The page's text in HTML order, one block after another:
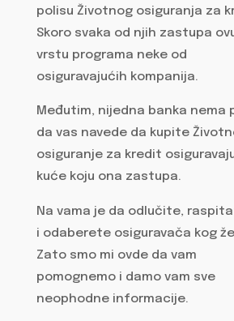
polisu Životnog osiguranja za
Skoro svaka od njih zastupa
vrstu programa neke od
osiguravajućih kompanija.
Međutim, nijedna banka nema
da vas navede da kupite
osiguranje za kredit
kuće koju ona zastupa.
Na vama je da odlučite,
i odaberete osiguravača kog
Zato smo mi ovde da vam
pomognemo i damo vam sve
neophodne informacije.